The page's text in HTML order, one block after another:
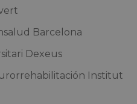
Barcelona
Dexeus
Institut